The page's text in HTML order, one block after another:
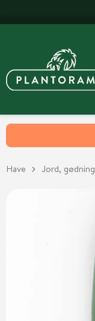
Have Jord,